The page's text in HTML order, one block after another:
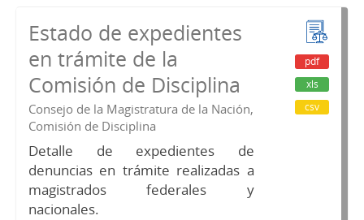
Estado de expedientes
en trámite de la
Comisión de Disciplina
Consejo de la Magistratura de la Nación,
Comisión de Disciplina
Detalle de expedientes de
denuncias en trámite realizadas a
magistrados federales y
nacionales.
pdf
xls
csv